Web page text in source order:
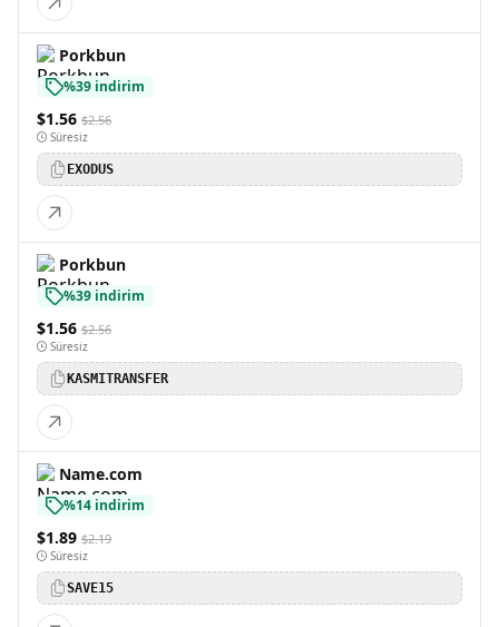
Porkbun
%39 indirim
$1.56 $2.56
Süresiz
EXODUS
Porkbun
%39 indirim
$1.56 $2.56
Süresiz
KASMITRANSFER
Name.com
%14 indirim
$1.89 $2.19
Süresiz
SAVE15